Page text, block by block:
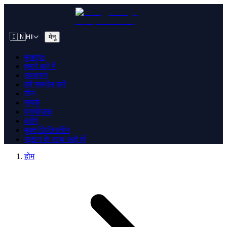
🇮🇳HI मेनू
मुखपृष्ठ
हमारे बारे में
उपकरण
हमें समर्थन करें
टीम
संपर्क
प्रायोजक
ब्लॉग
मुक्त फ़िलिस्तीन
सूडान के साथ खड़े हों
होम